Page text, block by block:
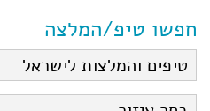
חפשו טיפ/המלצה